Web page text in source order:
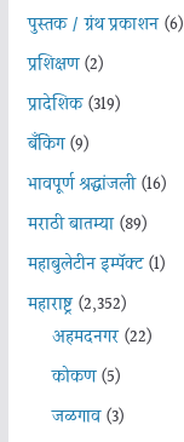
पुस्तक / ग्रंथ प्रकाशन(6)
प्रशिक्षण(2)
प्रादेशिक(319)
बँकिंग(9)
भावपूर्ण श्रद्धांजली(16)
मराठी बातम्या(89)
महाबुलेटीन इम्पॅक्ट(1)
महाराष्ट्र(2,352)
अहमदनगर(22)
कोकण(5)
जळगाव(3)